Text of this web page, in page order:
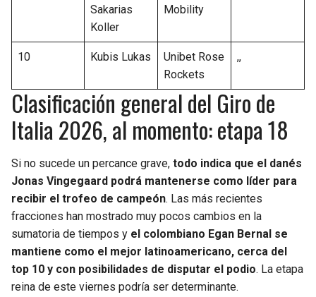
Sakarias
Koller
Mobility
10 Kubis Lukas
Unibet Rose
Rockets
,,
Clasificación general del Giro de
Italia 2026, al momento: etapa 18
Si no sucede un percance grave, todo indica que el danés
Jonas Vingegaard podrá mantenerse como líder para
recibir el trofeo de campeón. Las más recientes
fracciones han mostrado muy pocos cambios en la
sumatoria de tiempos y el colombiano Egan Bernal se
mantiene como el mejor latinoamericano, cerca del
top 10 y con posibilidades de disputar el podio. La etapa
reina de este viernes podría ser determinante.